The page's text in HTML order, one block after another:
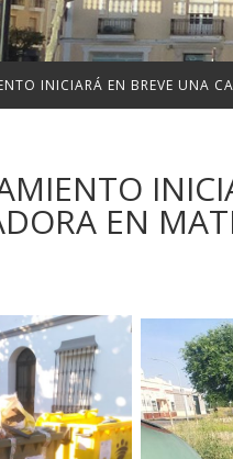
INICIARÁ EN BREVE UNA
EN